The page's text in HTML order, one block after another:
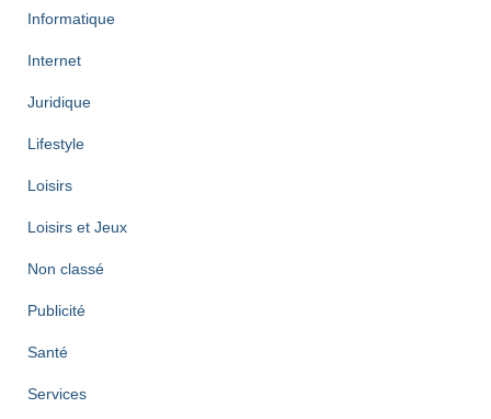
Informatique
Internet
Juridique
Lifestyle
Loisirs
Loisirs et Jeux
Non classé
Publicité
Santé
Services